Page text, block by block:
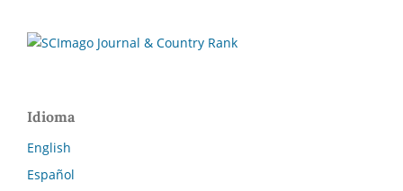
Idioma
English
Español